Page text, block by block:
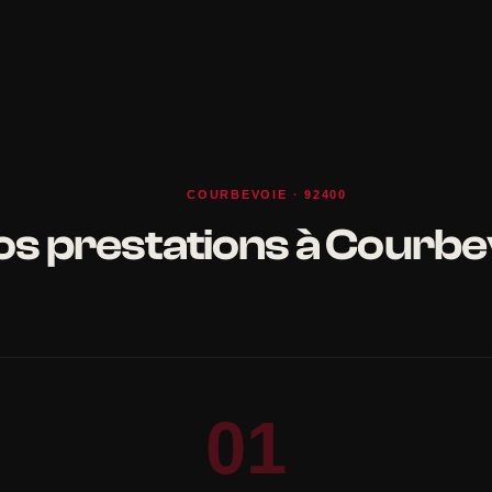
COURBEVOIE · 92400
prestations à
01